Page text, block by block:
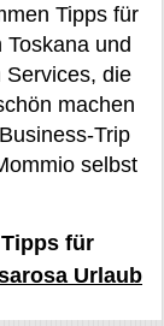
Tipps für
und
Services, die
machen
Trip
selbst
für
Urlaub